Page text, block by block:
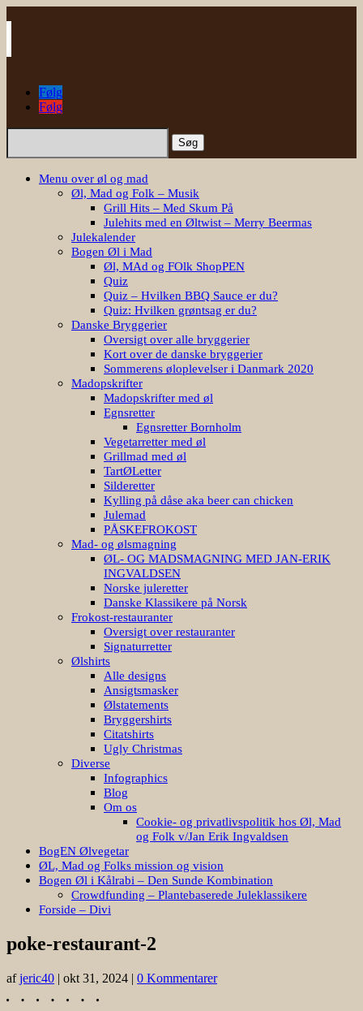
Følg
Følg
Søg
Menu over øl og mad
Øl, Mad og Folk – Musik
Grill Hits – Med Skum På
Julehits med en Øltwist – Merry Beermas
Julekalender
Bogen Øl i Mad
Øl, MAd og FOlk ShopPEN
Quiz
Quiz – Hvilken BBQ Sauce er du?
Quiz: Hvilken grøntsag er du?
Danske Bryggerier
Oversigt over alle bryggerier
Kort over de danske bryggerier
Sommerens øloplevelser i Danmark 2020
Madopskrifter
Madopskrifter med øl
Egnsretter
Egnsretter Bornholm
Vegetarretter med øl
Grillmad med øl
TartØLetter
Silderetter
Kylling på dåse aka beer can chicken
Julemad
PÅSKEFROKOST
Mad- og ølsmagning
ØL- OG MADSMAGNING MED JAN-ERIK
INGVALDSEN
Norske juleretter
Danske Klassikere på Norsk
Frokost-restauranter
Oversigt over restauranter
Signaturretter
Ølshirts
Alle designs
Ansigtsmasker
Ølstatements
Bryggershirts
Citatshirts
Ugly Christmas
Diverse
Infographics
Blog
Om os
Cookie- og privatlivspolitik hos Øl, Mad
og Folk v/Jan Erik Ingvaldsen
BogEN Ølvegetar
ØL, Mad og Folks mission og vision
Bogen Øl i Kålrabi – Den Sunde Kombination
Crowdfunding – Plantebaserede Juleklassikere
Forside – Divi
poke-restaurant-2
afjeric40 | okt 31, 2024 | 0 Kommentarer